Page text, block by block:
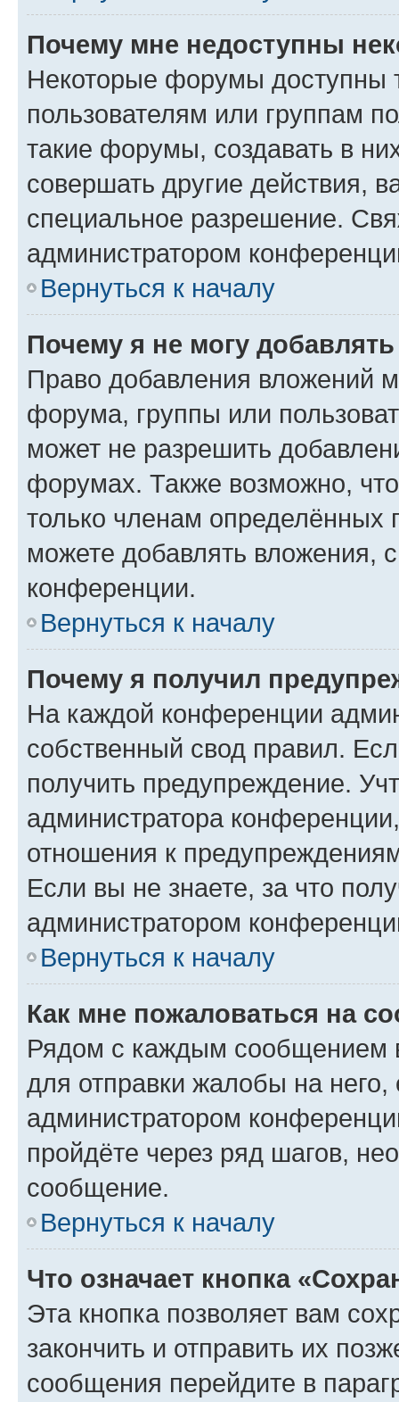
Почему мне недоступны
Некоторые форумы доступны
пользователям или группам
такие форумы, создавать в
совершать другие действия,
специальное разрешение.
администратором
Вернуться к началу
Почему я не могу
Право добавления вложений
форума, группы или
может не разрешить
форумах. Также возможно,
только членам определённых
можете добавлять вложения,
конференции.
Вернуться к началу
Почему я получил
На каждой конференции
собственный свод правил.
получить предупреждение.
администратора
отношения к
Если вы не знаете, за что
администратором
Вернуться к началу
Как мне пожаловаться на
Рядом с каждым сообщением
для отправки жалобы на
администратором
пройдёте через ряд шагов,
сообщение.
Вернуться к началу
Что означает кнопка
Эта кнопка позволяет вам
закончить и отправить их
сообщения перейдите в